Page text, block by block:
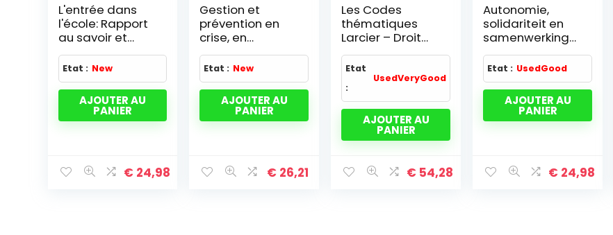
L'entrée dans
l'école: Rapport
au savoir et
premiers
apprentissages
(2007)
Etat : New
AJOUTER AU
PANIER
€ 24,98
Gestion et
prévention en
crise, en
situation post-
catastrophe
Etat : New
AJOUTER AU
PANIER
€ 26,21
Les Codes
thématiques
Larcier – Droit
international
des affaires
2009-2010
Etat
:
UsedVeryGood
AJOUTER AU
PANIER
€ 54,28
Autonomie,
solidariteit en
samenwerking
colloque 6-
7/11/00 reg. brux.
cap.
Etat : UsedGood
AJOUTER AU
PANIER
€ 24,98